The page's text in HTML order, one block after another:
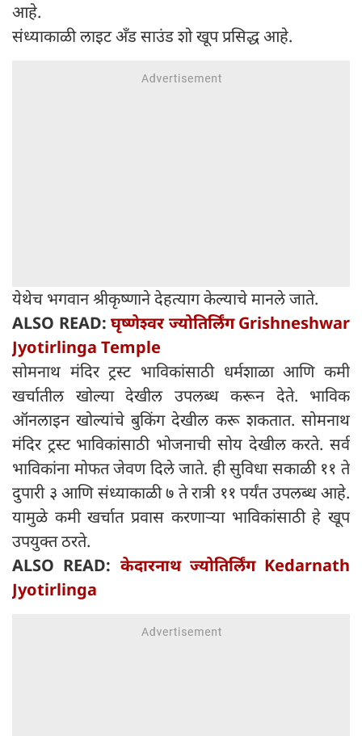
आहे.
संध्याकाळी लाइट अँड साउंड शो खूप प्रसिद्ध आहे.
येथेच भगवान श्रीकृष्णाने देहत्याग केल्याचे मानले जाते.
ALSO READ: घृष्णेश्वर ज्योतिर्लिंग Grishneshwar
Jyotirlinga Temple
सोमनाथ मंदिर ट्रस्ट भाविकांसाठी धर्मशाळा आणि कमी
खर्चातील खोल्या देखील उपलब्ध करून देते. भाविक
ऑनलाइन खोल्यांचे बुकिंग देखील करू शकतात. सोमनाथ
मंदिर ट्रस्ट भाविकांसाठी भोजनाची सोय देखील करते. सर्व
भाविकांना मोफत जेवण दिले जाते. ही सुविधा सकाळी ११ ते
दुपारी ३ आणि संध्याकाळी ७ ते रात्री ११ पर्यंत उपलब्ध आहे.
यामुळे कमी खर्चात प्रवास करणाऱ्या भाविकांसाठी हे खूप
उपयुक्त ठरते.
ALSO READ: केदारनाथ ज्योतिर्लिंग Kedarnath
Jyotirlinga